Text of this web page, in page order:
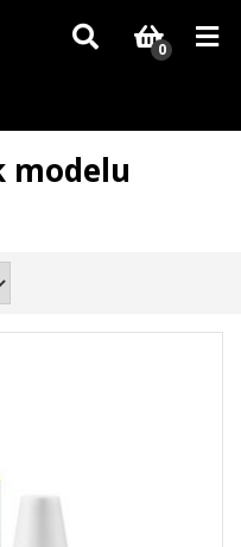
dílů, které nejsou skladem,
pochopení.
0
modelu